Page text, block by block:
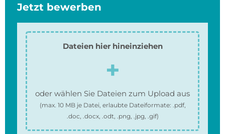
Jetzt bewerben
Dateien hier hineinziehen
oder wählen Sie Dateien zum Upload aus
(max. 10 MBje Datei, erlaubte Dateiformate: .pdf,
.doc, .docx, .odt, .png, .jpg, .gif)